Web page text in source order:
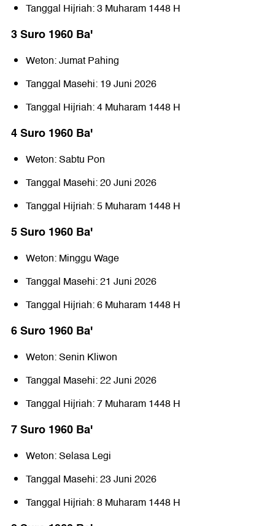
Tanggal Hijriah: 3 Muharam 1448 H
3 Suro 1960 Baꞌ
Weton: Jumat Pahing
Tanggal Masehi: 19 Juni 2026
Tanggal Hijriah: 4 Muharam 1448 H
4 Suro 1960 Baꞌ
Weton: Sabtu Pon
Tanggal Masehi: 20 Juni 2026
Tanggal Hijriah: 5 Muharam 1448 H
5 Suro 1960 Baꞌ
Weton: Minggu Wage
Tanggal Masehi: 21 Juni 2026
Tanggal Hijriah: 6 Muharam 1448 H
6 Suro 1960 Baꞌ
Weton: Senin Kliwon
Tanggal Masehi: 22 Juni 2026
Tanggal Hijriah: 7 Muharam 1448 H
7 Suro 1960 Baꞌ
Weton: Selasa Legi
Tanggal Masehi: 23 Juni 2026
Tanggal Hijriah: 8 Muharam 1448 H